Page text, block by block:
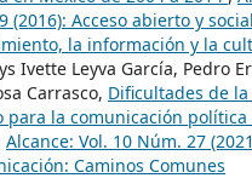
(2016): Acceso abierto y
la información y la
Ivette Leyva García, Pedro
Carrasco, Dificultades de
para la comunicación
Alcance: Vol. 10 Núm. 27
Caminos Comunes